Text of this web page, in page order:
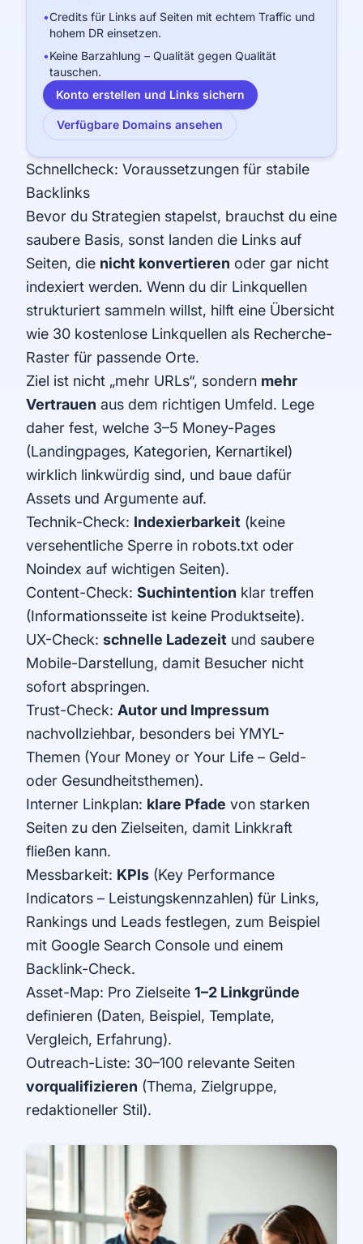
•Credits für Links auf Seiten mit echtem Traffic und
hohem DR einsetzen.
•Keine Barzahlung – Qualität gegen Qualität
tauschen.
Konto erstellen und Links sichern
Verfügbare Domains ansehen
Schnellcheck: Voraussetzungen für stabile
Backlinks
Bevor du Strategien stapelst, brauchst du eine
saubere Basis, sonst landen die Links auf
Seiten, die nicht konvertieren oder gar nicht
indexiert werden. Wenn du dir Linkquellen
strukturiert sammeln willst, hilft eine Übersicht
wie 30 kostenlose Linkquellen als Recherche-
Raster für passende Orte.
Ziel ist nicht „mehr URLs“, sondern mehr
Vertrauen aus dem richtigen Umfeld. Lege
daher fest, welche 3–5 Money-Pages
(Landingpages, Kategorien, Kernartikel)
wirklich linkwürdig sind, und baue dafür
Assets und Argumente auf.
Technik-Check: Indexierbarkeit (keine
versehentliche Sperre in robots.txt oder
Noindex auf wichtigen Seiten).
Content-Check: Suchintention klar treffen
(Informationsseite ist keine Produktseite).
UX-Check: schnelle Ladezeit und saubere
Mobile-Darstellung, damit Besucher nicht
sofort abspringen.
Trust-Check: Autor und Impressum
nachvollziehbar, besonders bei YMYL-
Themen (Your Money or Your Life – Geld-
oder Gesundheitsthemen).
Interner Linkplan: klare Pfade von starken
Seiten zu den Zielseiten, damit Linkkraft
fließen kann.
Messbarkeit: KPIs (Key Performance
Indicators – Leistungskennzahlen) für Links,
Rankings und Leads festlegen, zum Beispiel
mit Google Search Console und einem
Backlink-Check.
Asset-Map: Pro Zielseite 1–2 Linkgründe
definieren (Daten, Beispiel, Template,
Vergleich, Erfahrung).
Outreach-Liste: 30–100 relevante Seiten
vorqualifizieren (Thema, Zielgruppe,
redaktioneller Stil).